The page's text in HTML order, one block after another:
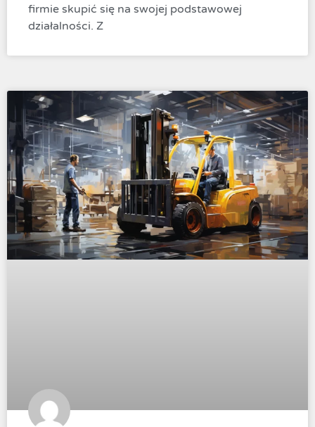
firmie skupić się na swojej podstawowej
działalności. Z